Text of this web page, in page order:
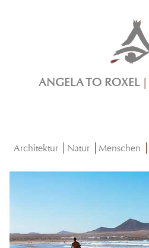
ANGELA TO ROXEL
Architektur Natur Menschen